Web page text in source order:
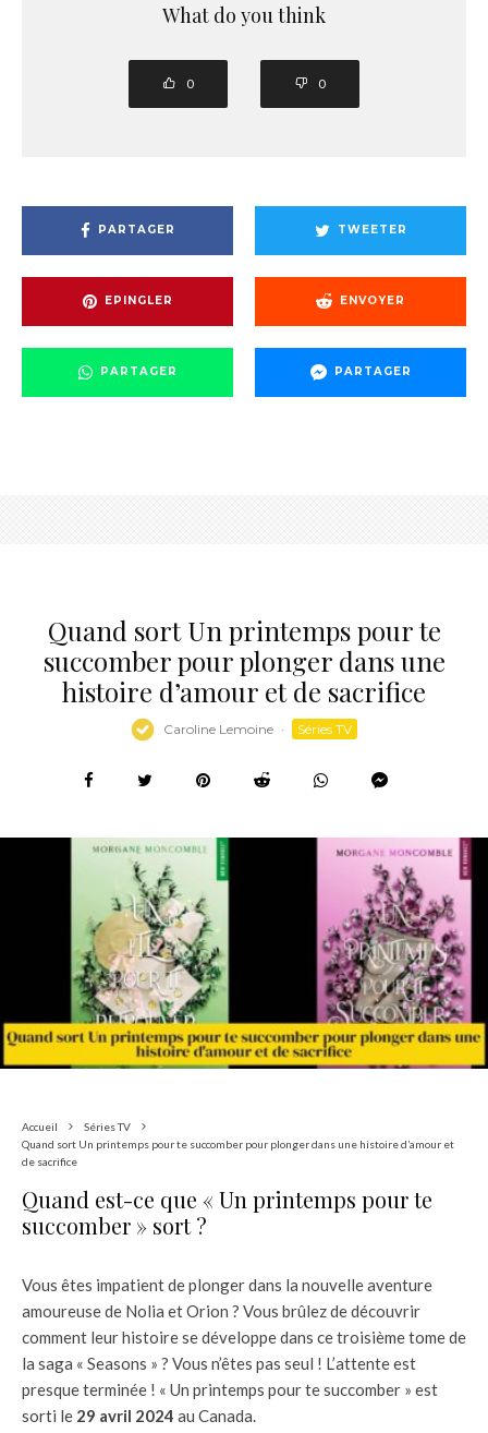
What do you think
0 0
PARTAGER TWEETER
EPINGLER ENVOYER
PARTAGER PARTAGER
Quand sort Un printemps pour te
succomber pour plonger dans une
histoire d’amour et de sacrifice
Caroline Lemoine · Séries TV
Accueil
Séries TV
Quand sort Un printemps pour te succomber pour plonger dans une histoire d’amour et
de sacrifice
Quand est-ce que « Un printemps pour te
succomber » sort ?
Vous êtes impatient de plonger dans la nouvelle aventure
amoureuse de Nolia et Orion ? Vous brûlez de découvrir
comment leur histoire se développe dans ce troisième tome de
la saga « Seasons » ? Vous n’êtes pas seul ! L’attente est
presque terminée ! « Un printemps pour te succomber » est
sorti le 29 avril 2024 au Canada.